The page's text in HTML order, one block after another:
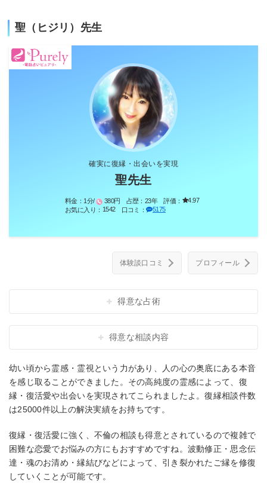
聖（ヒジリ）先生
確実に復縁・出会いを実現
聖先生
料金： 1分/ 380円 占歴： 23年 評価：
4.97
お気に入り： 1542 口コミ： 5175
体験談口コミ プロフィール
得意な占術
得意な相談内容
幼い頃から霊感・霊視という力があり、人の心の奥底にある本音
を感じ取ることができました。その高純度の霊感によって、復
縁・復活愛や出会いを実現されてこられましたよ。復縁相談件数
は25000件以上の解決実績をお持ちです。
復縁・復活愛に強く、不倫の相談も得意とされているので複雑で
困難な恋愛でお悩みの方にもおすすめですね。波動修正・思念伝
達・魂のお清め・縁結びなどによって、引き裂かれたご縁を修復
していくことが可能です。